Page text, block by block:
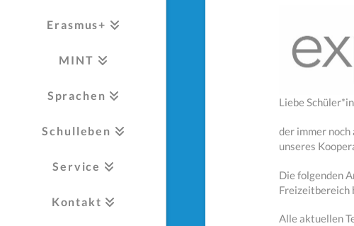
Erasmus+
MINT
Sprachen
Schulleben
Service
Kontakt
Liebe
der immer
unseres
Die folgenden
Freizeitbereich
Alle aktuellen